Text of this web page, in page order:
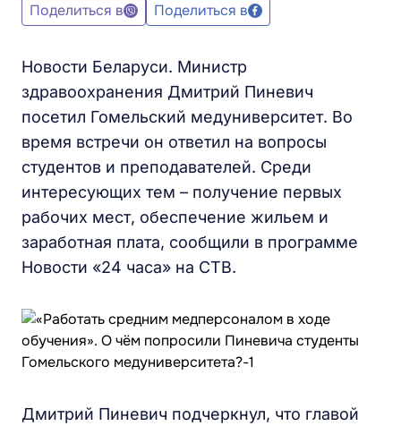
Поделиться в
Поделиться в
Новости Беларуси. Министр
здравоохранения Дмитрий Пиневич
посетил Гомельский медуниверситет. Во
время встречи он ответил на вопросы
студентов и преподавателей. Среди
интересующих тем – получение первых
рабочих мест, обеспечение жильем и
заработная плата, сообщили в программе
Новости «24 часа» на СТВ.
Дмитрий Пиневич подчеркнул, что главой